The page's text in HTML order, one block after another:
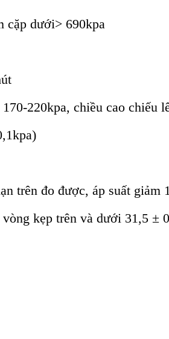
cặp dưới> 690kpa
220kpa, chiều cao chiếu
trên đo được, áp suất giảm
kẹp trên và dưới 31,5 ±